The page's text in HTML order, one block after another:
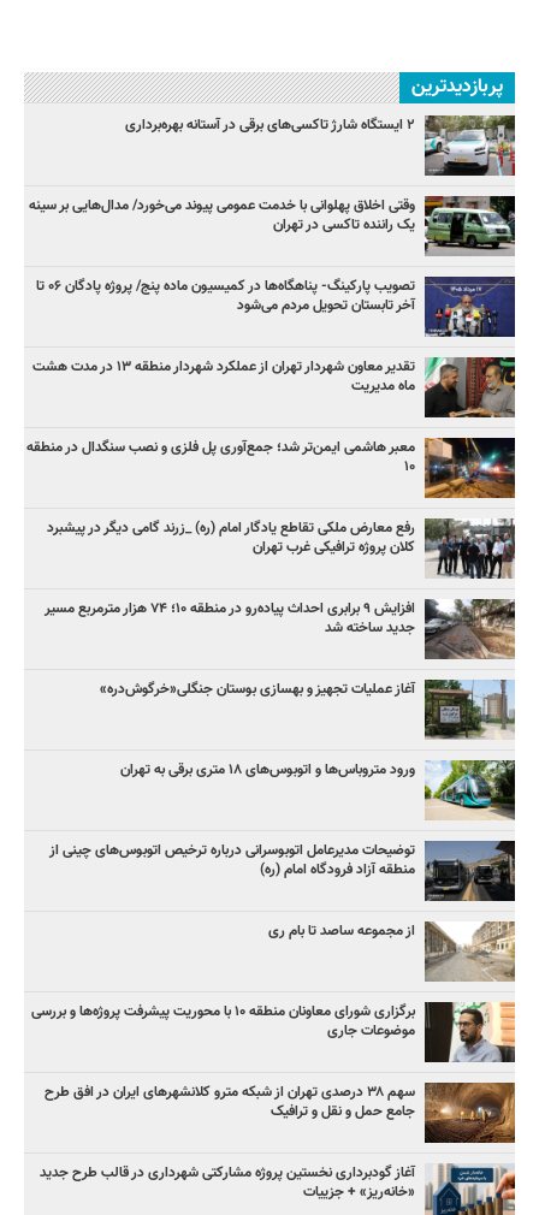
پربازدیدترین
۲ ایستگاه شارژ تاکسی‌های برقی در آستانه بهره‌برداری
وقتی اخلاق پهلوانی با خدمت عمومی پیوند می‌خورد/ مدال‌هایی بر سینه
یک راننده تاکسی در تهران
تصویب پارکینگ- پناهگاه‌ها در کمیسیون ماده پنج/ پروژه پادگان ۰۶ تا
آخر تابستان تحویل مردم می‌شود
تقدیر معاون شهردار تهران از عملکرد شهردار منطقه ۱۳ در مدت هشت
ماه مدیریت
معبر هاشمی ایمن‌تر شد؛ جمع‌آوری پل فلزی و نصب سنگدال در منطقه
۱۰
رفع معارض ملکی تقاطع یادگار امام (ره) _زرند گامی دیگر در پیشبرد
کلان پروژه‌ ترافیکی غرب تهران
افزایش ۹ برابری احداث پیاده‌رو در منطقه ۱۰؛ ۷۴ هزار مترمربع مسیر
جدید ساخته شد
آغاز عملیات تجهیز و بهسازی بوستان جنگلی«خرگوش‌دره»
ورود متروباس‌ها و اتوبوس‌های ۱۸ متری برقی به تهران
توضیحات مدیرعامل اتوبوسرانی درباره ترخیص اتوبوس‌های چینی از
منطقه آزاد فرودگاه امام (ره)
از مجموعه ساصد تا بام ری
برگزاری شورای معاونان منطقه ۱۰ با محوریت پیشرفت پروژه‌ها و بررسی
موضوعات جاری
سهم ۳۸ درصدی تهران از شبکه مترو کلانشهرهای ایران در افق طرح
جامع حمل و نقل و ترافیک
آغاز گودبرداری نخستین پروژه مشارکتی شهرداری در قالب طرح جدید
«خانه‌ریز» + جزییات